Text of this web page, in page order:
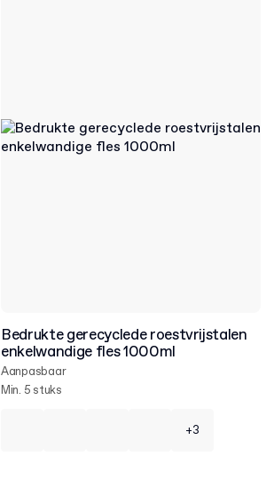
Bedrukte gerecyclede roestvrijstalen
enkelwandige fles 1000ml
Aanpasbaar
Min. 5 stuks
+3